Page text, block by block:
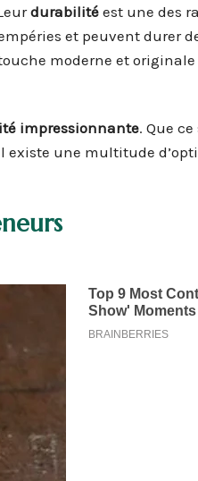
durabilité est une des
et peuvent durer
moderne et
impressionnante. Que
existe une multitude